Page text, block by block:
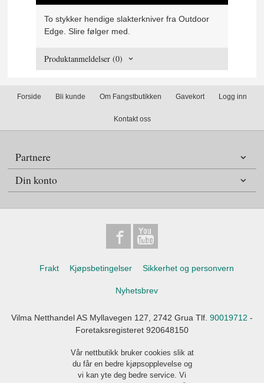
To stykker hendige slakterkniver fra Outdoor
Edge. Slire følger med.
Produktanmeldelser (0)
Forside Bli kunde Om Fangstbutikken Gavekort Logg inn
Kontakt oss
Partnere
Din konto
Frakt Kjøpsbetingelser Sikkerhet og personvern
Nyhetsbrev
Vilma Netthandel AS Myllavegen 127, 2742 Grua Tlf. 90019712 -
Foretaksregisteret 920648150
Vår nettbutikk bruker cookies slik at
du får en bedre kjøpsopplevelse og
vi kan yte deg bedre service. Vi